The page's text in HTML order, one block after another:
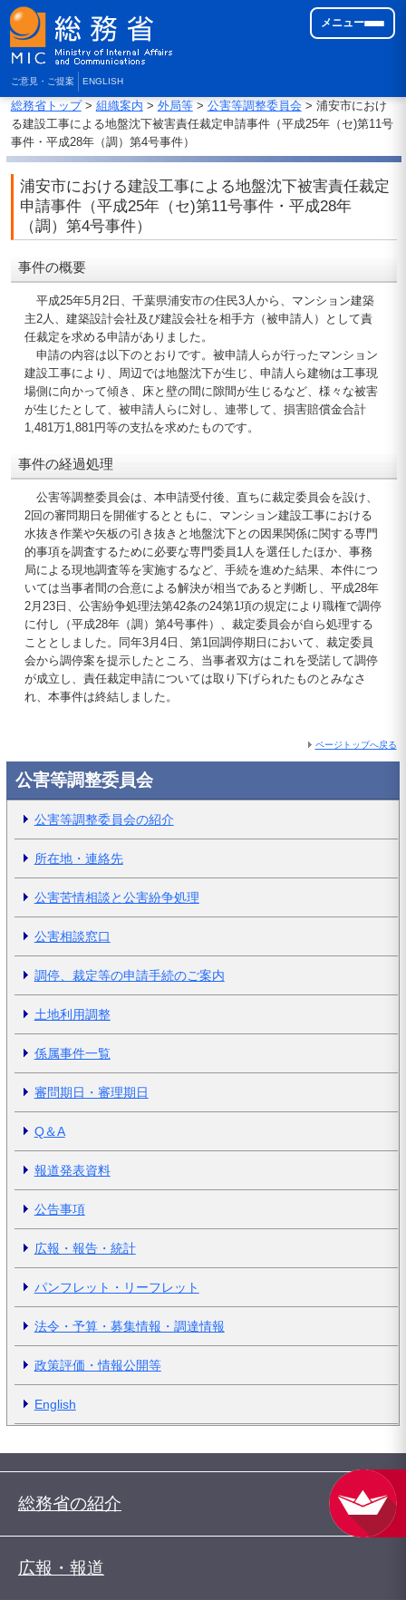
ご意見・ご提案 ENGLISH
メニュー
総務省トップ> 組織案内 > 外局等> 公害等調整委員会 > 浦安市におけ
る建設工事による地盤沈下被害責任裁定申請事件（平成25年（セ)第11号
事件・平成28年（調）第4号事件）
浦安市における建設工事による地盤沈下被害責任裁定
申請事件（平成25年（セ)第11号事件・平成28年
（調）第4号事件）
事件の概要
平成25年5月2日、千葉県浦安市の住民3人から、マンション建築
主2人、建築設計会社及び建設会社を相手方（被申請人）として責
任裁定を求める申請がありました。
申請の内容は以下のとおりです。被申請人らが行ったマンション
建設工事により、周辺では地盤沈下が生じ、申請人ら建物は工事現
場側に向かって傾き、床と壁の間に隙間が生じるなど、様々な被害
が生じたとして、被申請人らに対し、連帯して、損害賠償金合計
1,481万1,881円等の支払を求めたものです。
事件の経過処理
公害等調整委員会は、本申請受付後、直ちに裁定委員会を設け、
2回の審問期日を開催するとともに、マンション建設工事における
水抜き作業や矢板の引き抜きと地盤沈下との因果関係に関する専門
的事項を調査するために必要な専門委員1人を選任したほか、事務
局による現地調査等を実施するなど、手続を進めた結果、本件につ
いては当事者間の合意による解決が相当であると判断し、平成28年
2月23日、公害紛争処理法第42条の24第1項の規定により職権で調停
に付し（平成28年（調）第4号事件）、裁定委員会が自ら処理する
こととしました。同年3月4日、第1回調停期日において、裁定委員
会から調停案を提示したところ、当事者双方はこれを受諾して調停
が成立し、責任裁定申請については取り下げられたものとみなさ
れ、本事件は終結しました。
ページトップへ戻る
公害等調整委員会
公害等調整委員会の紹介
所在地・連絡先
公害苦情相談と公害紛争処理
公害相談窓口
調停、裁定等の申請手続のご案内
土地利用調整
係属事件一覧
審問期日・審理期日
Q＆A
報道発表資料
公告事項
広報・報告・統計
パンフレット・リーフレット
法令・予算・募集情報・調達情報
政策評価・情報公開等
English
総務省の紹介
広報・報道